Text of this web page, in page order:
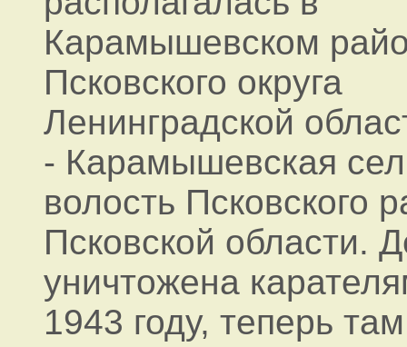
Карамышевском
Псковского округа
Ленинградской
- Карамышевская
волость Псковского
Псковской области.
уничтожена
1943 году, теперь там